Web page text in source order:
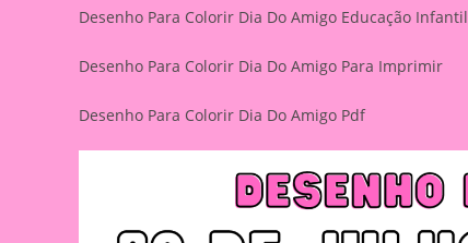
Desenho Para Colorir Dia Do Amigo Educação Infantil
Desenho Para Colorir Dia Do Amigo Para Imprimir
Desenho Para Colorir Dia Do Amigo Pdf